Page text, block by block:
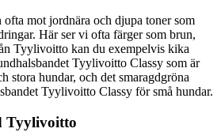
ofta mot jordnära och djupa toner som
Här ser vi ofta färger som brun,
Tyylivoitto kan du exempelvis kika
Tyylivoitto Classy som är
stora hundar, och det smaragdgröna
Tyylivoitto Classy för små hundar.
Tyylivoitto